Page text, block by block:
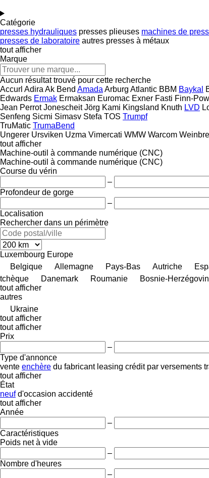
Catégorie
presses hydrauliques presses plieuses machines de
presses de laboratoire autres presses à métaux
tout afficher
Marque
Aucun résultat trouvé pour cette recherche
Accurl Adira Ak Bend Amada Arburg Atlantic BBM Baykal
Edwards Ermak Ermaksan Euromac Exner Fasti Finn-
Jean Perrot Jonescheit Jörg Kami Kingsland Knuth LVD
Senfeng Sicmi Simasv Stefa TOS Trumpf
TruMatic TrumaBend
Ungerer Ursviken Uzma Vimercati WMW Warcom
tout afficher
Machine-outil à commande numérique (CNC)
Machine-outil à commande numérique (CNC)
Course du vérin
–
Profondeur de gorge
–
Localisation
Rechercher dans un périmètre
Luxembourg Europe
Belgique
Allemagne Pays-Bas Autriche
tchèque
Danemark Roumanie
Bosnie-
tout afficher
autres
Ukraine
tout afficher
tout afficher
Prix
–
Type d'annonce
vente enchère du fabricant leasing crédit par versements
tout afficher
État
neuf d'occasion accidenté
tout afficher
Année
–
Caractéristiques
Poids net à vide
–
Nombre d'heures
–